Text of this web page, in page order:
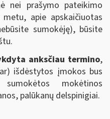
nei prašymo pateikimo
apie apskaičiuotas
sumokėję), būsite
anksčiau termino,
išdėstytos įmokos bus
mokėtinos
palūkanų delspinigiai.